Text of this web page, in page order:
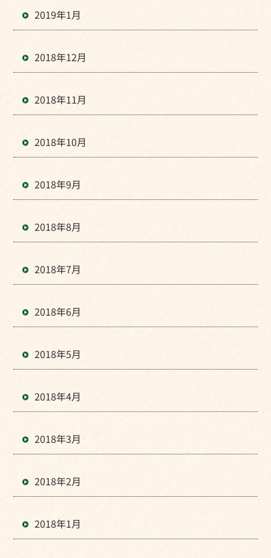
2019年1月
2018年12月
2018年11月
2018年10月
2018年9月
2018年8月
2018年7月
2018年6月
2018年5月
2018年4月
2018年3月
2018年2月
2018年1月